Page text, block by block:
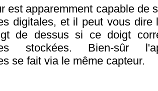
est apparemment capable de
digitales, et il peut vous dire
de dessus si ce doigt
stockées. Bien-sûr
se fait via le même capteur.